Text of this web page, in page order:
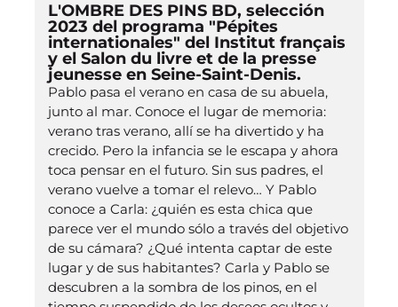
L'OMBRE DES PINS BD, selección
2023 del programa "Pépites
internationales" del Institut français
y el Salon du livre et de la presse
jeunesse en Seine-Saint-Denis.
Pablo pasa el verano en casa de su abuela,
junto al mar. Conoce el lugar de memoria:
verano tras verano, allí se ha divertido y ha
crecido. Pero la infancia se le escapa y ahora
toca pensar en el futuro. Sin sus padres, el
verano vuelve a tomar el relevo… Y Pablo
conoce a Carla: ¿quién es esta chica que
parece ver el mundo sólo a través del objetivo
de su cámara? ¿Qué intenta captar de este
lugar y de sus habitantes? Carla y Pablo se
descubren a la sombra de los pinos, en el